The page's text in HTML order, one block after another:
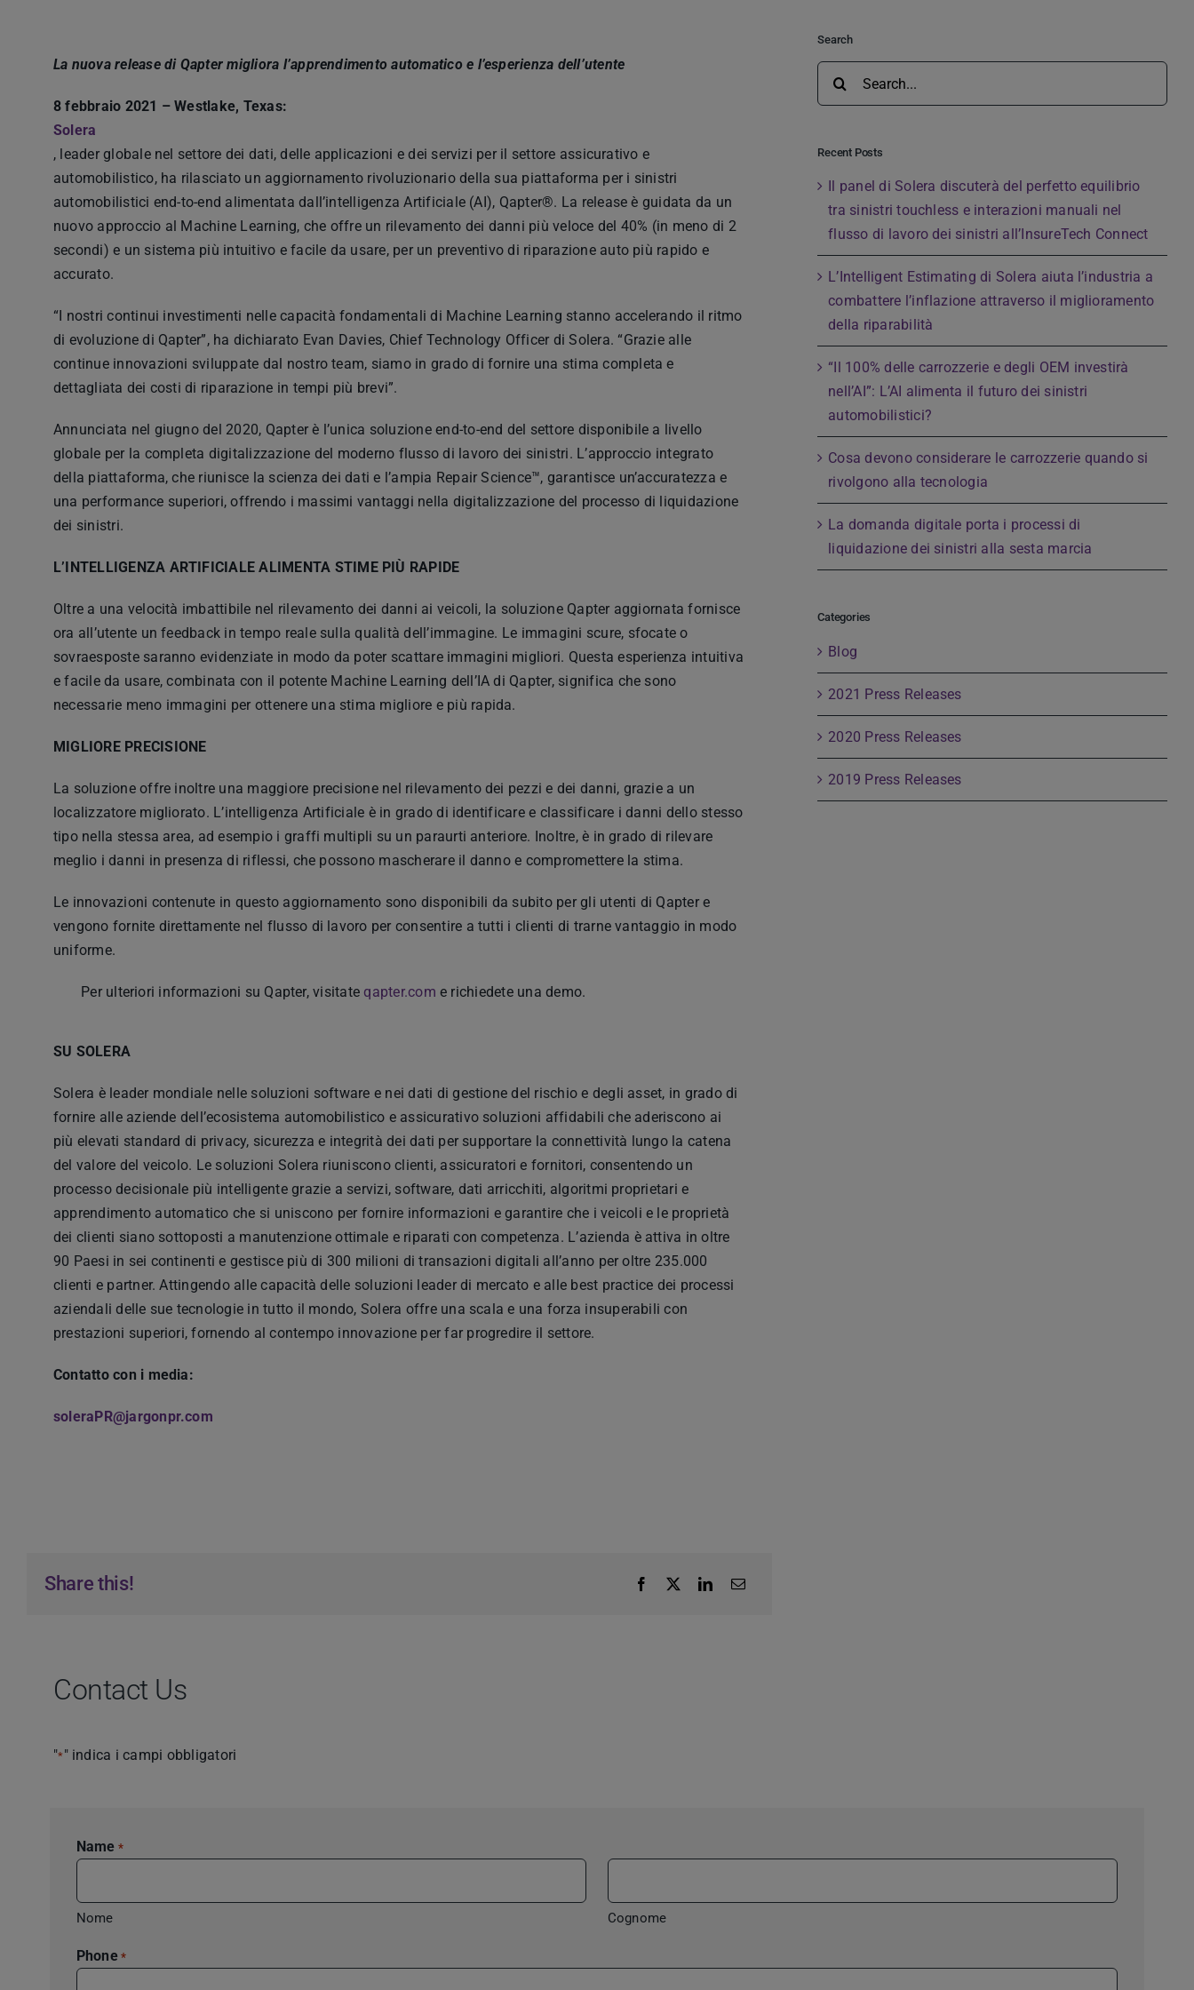
La nuova release di Qapter migliora l’apprendimento automatico e l’esperienza dell’utente
8 febbraio 2021 – Westlake, Texas:
Solera
, leader globale nel settore dei dati, delle applicazioni e dei servizi per il settore assicurativo e
automobilistico, ha rilasciato un aggiornamento rivoluzionario della sua piattaforma per i sinistri
automobilistici end-to-end alimentata dall’intelligenza Artificiale (AI), Qapter®. La release è guidata da un
nuovo approccio al Machine Learning, che offre un rilevamento dei danni più veloce del 40% (in meno di 2
secondi) e un sistema più intuitivo e facile da usare, per un preventivo di riparazione auto più rapido e
accurato.
“I nostri continui investimenti nelle capacità fondamentali di Machine Learning stanno accelerando il ritmo
di evoluzione di Qapter”, ha dichiarato Evan Davies, Chief Technology Officer di Solera. “Grazie alle
continue innovazioni sviluppate dal nostro team, siamo in grado di fornire una stima completa e
dettagliata dei costi di riparazione in tempi più brevi”.
Annunciata nel giugno del 2020, Qapter è l’unica soluzione end-to-end del settore disponibile a livello
globale per la completa digitalizzazione del moderno flusso di lavoro dei sinistri. L’approccio integrato
della piattaforma, che riunisce la scienza dei dati e l’ampia Repair Science™, garantisce un’accuratezza e
una performance superiori, offrendo i massimi vantaggi nella digitalizzazione del processo di liquidazione
dei sinistri.
L’INTELLIGENZA ARTIFICIALE ALIMENTA STIME PIÙ RAPIDE
Oltre a una velocità imbattibile nel rilevamento dei danni ai veicoli, la soluzione Qapter aggiornata fornisce
ora all’utente un feedback in tempo reale sulla qualità dell’immagine. Le immagini scure, sfocate o
sovraesposte saranno evidenziate in modo da poter scattare immagini migliori. Questa esperienza intuitiva
e facile da usare, combinata con il potente Machine Learning dell’IA di Qapter, significa che sono
necessarie meno immagini per ottenere una stima migliore e più rapida.
MIGLIORE PRECISIONE
La soluzione offre inoltre una maggiore precisione nel rilevamento dei pezzi e dei danni, grazie a un
localizzatore migliorato. L’intelligenza Artificiale è in grado di identificare e classificare i danni dello stesso
tipo nella stessa area, ad esempio i graffi multipli su un paraurti anteriore. Inoltre, è in grado di rilevare
meglio i danni in presenza di riflessi, che possono mascherare il danno e compromettere la stima.
Le innovazioni contenute in questo aggiornamento sono disponibili da subito per gli utenti di Qapter e
vengono fornite direttamente nel flusso di lavoro per consentire a tutti i clienti di trarne vantaggio in modo
uniforme.
Per ulteriori informazioni su Qapter, visitate qapter.com e richiedete una demo.
SU SOLERA
Solera è leader mondiale nelle soluzioni software e nei dati di gestione del rischio e degli asset, in grado di
fornire alle aziende dell’ecosistema automobilistico e assicurativo soluzioni affidabili che aderiscono ai
più elevati standard di privacy, sicurezza e integrità dei dati per supportare la connettività lungo la catena
del valore del veicolo. Le soluzioni Solera riuniscono clienti, assicuratori e fornitori, consentendo un
processo decisionale più intelligente grazie a servizi, software, dati arricchiti, algoritmi proprietari e
apprendimento automatico che si uniscono per fornire informazioni e garantire che i veicoli e le proprietà
dei clienti siano sottoposti a manutenzione ottimale e riparati con competenza. L’azienda è attiva in oltre
90 Paesi in sei continenti e gestisce più di 300 milioni di transazioni digitali all’anno per oltre 235.000
clienti e partner. Attingendo alle capacità delle soluzioni leader di mercato e alle best practice dei processi
aziendali delle sue tecnologie in tutto il mondo, Solera offre una scala e una forza insuperabili con
prestazioni superiori, fornendo al contempo innovazione per far progredire il settore.
Contatto con i media:
soleraPR@jargonpr.com
Share this!
Search
Recent Posts
Il panel di Solera discuterà del perfetto equilibrio
tra sinistri touchless e interazioni manuali nel
flusso di lavoro dei sinistri all’InsureTech Connect
L’Intelligent Estimating di Solera aiuta l’industria a
combattere l’inflazione attraverso il miglioramento
della riparabilità
“Il 100% delle carrozzerie e degli OEM investirà
nell’AI”: L’AI alimenta il futuro dei sinistri
automobilistici?
Cosa devono considerare le carrozzerie quando si
rivolgono alla tecnologia
La domanda digitale porta i processi di
liquidazione dei sinistri alla sesta marcia
Categories
Blog
2021 Press Releases
2020 Press Releases
2019 Press Releases
Contact Us
"* " indica i campi obbligatori
Name *
Nome Cognome
Phone *